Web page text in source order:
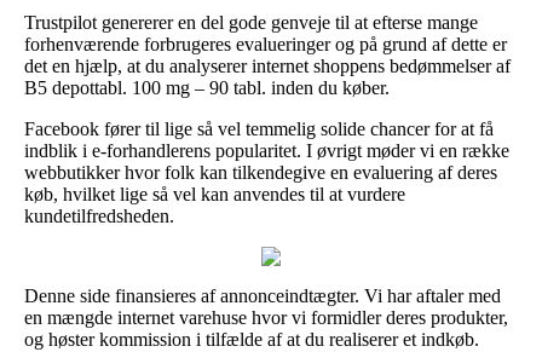
Trustpilot genererer en del gode genveje til at efterse mange
forhenværende forbrugeres evalueringer og på grund af dette er
det en hjælp, at du analyserer internet shoppens bedømmelser af
B5 depottabl. 100 mg – 90 tabl. inden du køber.
Facebook fører til lige så vel temmelig solide chancer for at få
indblik i e-forhandlerens popularitet. I øvrigt møder vi en række
webbutikker hvor folk kan tilkendegive en evaluering af deres
køb, hvilket lige så vel kan anvendes til at vurdere
kundetilfredsheden.
Denne side finansieres af annonceindtægter. Vi har aftaler med
en mængde internet varehuse hvor vi formidler deres produkter,
og høster kommission i tilfælde af at du realiserer et indkøb.